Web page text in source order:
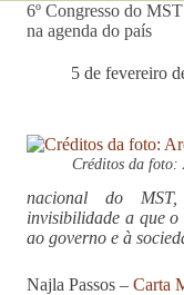
6º Congresso do
na agenda do país
5 de fevereiro
Créditos da foto:
nacional do
invisibilidade a que o
ao governo e à
Najla Passos – Carta